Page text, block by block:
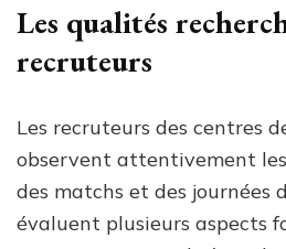
Les qualités
recruteurs
Les recruteurs des centres
observent attentivement
des matchs et des journées
évaluent plusieurs aspects